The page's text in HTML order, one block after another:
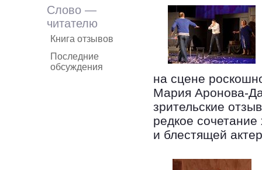
Слово —
читателю
Книга отзывов
Последние
обсуждения
на сцене
Мария Аронова-
зрительские
редкое
и блестящей